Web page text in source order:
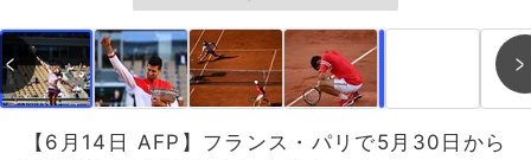
成中 画像作成中
【6月14日 AFP】フランス・パリで5月30日から